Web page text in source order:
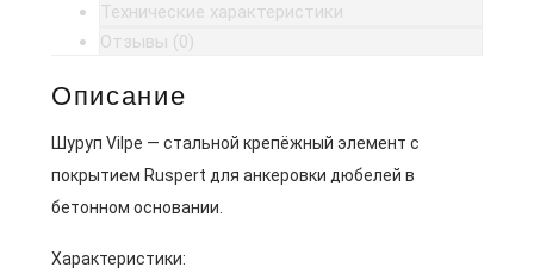
Технические характеристики
Отзывы (0)
Описание
Шуруп Vilpe — стальной крепёжный элемент с
покрытием Ruspert для анкеровки дюбелей в
бетонном основании.
Характеристики: